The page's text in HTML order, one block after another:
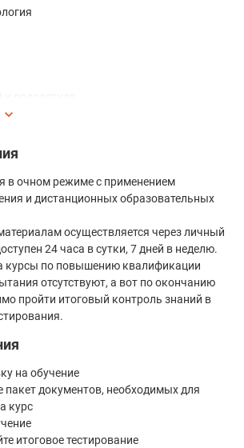
и подростков
воспитание
андрология
болезни
диагностика
в очном режиме с применением
и дистанционных образовательных
осуществляется через личный
24 часа в сутки, 7 дней в неделю.
курсы по повышению квалификации
отсутствуют, а вот по окончанию
пройти итоговый контроль знаний в
на обучение
пакет документов, необходимых для
курс
итоговое тестирование